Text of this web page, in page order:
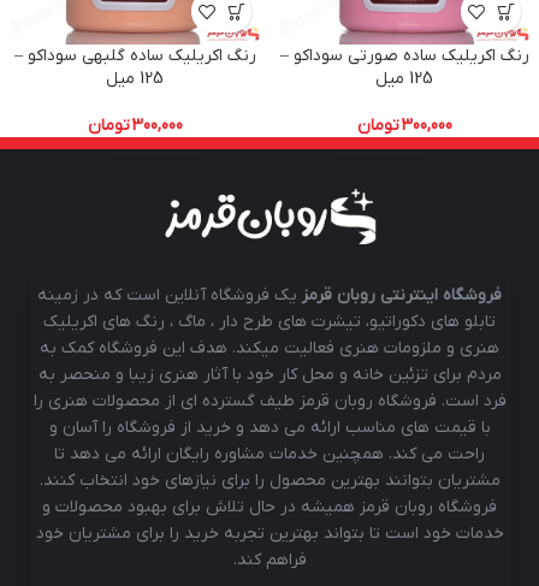
رنگ اکریلیک ساده صورتی سوداکو –
125 میل
300,000تومان
رنگ اکریلیک ساده گلبهی سوداکو –
125 میل
300,000تومان
فروشگاه اینترنتی روبان قرمز یک فروشگاه آنلاین است که در زمینه
تابلو های دکوراتیو، تیشرت های طرح دار ، ماگ ، رنگ های اکریلیک
هنری و ملزومات هنری فعالیت میکند. هدف این فروشگاه کمک به
مردم برای تزئین خانه و محل کار خود با آثار هنری زیبا و منحصر به
فرد است. فروشگاه روبان قرمز طیف گسترده ای از محصولات هنری را
با قیمت های مناسب ارائه می دهد و خرید از فروشگاه را آسان و
راحت می کند. همچنین خدمات مشاوره رایگان ارائه می دهد تا
مشتریان بتوانند بهترین محصول را برای نیازهای خود انتخاب کنند.
فروشگاه روبان قرمز همیشه در حال تلاش برای بهبود محصولات و
خدمات خود است تا بتواند بهترین تجربه خرید را برای مشتریان خود
فراهم کند.